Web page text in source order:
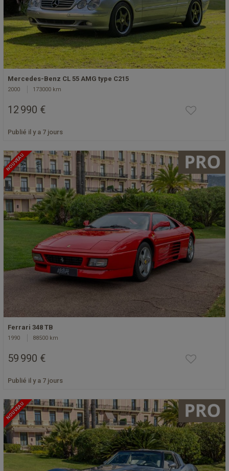
Mercedes-Benz CL 55 AMG type C215
2000 173000 km
12 990 €
Publié il y a 7 jours
NOUVEAU
Ferrari 348 TB
1990 88500 km
59 990 €
Publié il y a 7 jours
NOUVEAU